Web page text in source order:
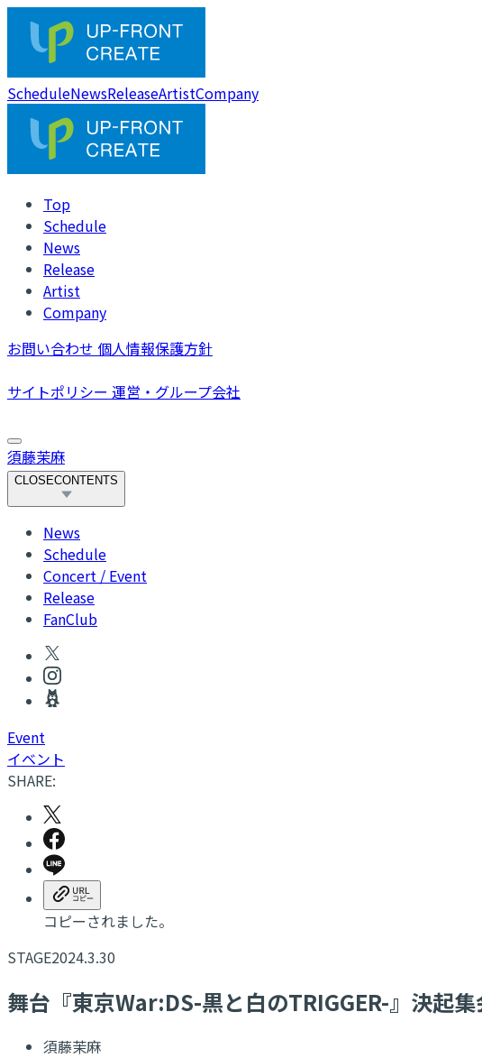
ScheduleNewsReleaseArtistCompany
Top
Schedule
News
Release
Artist
Company
お問い合わせ 個人情報保護方針
サイトポリシー 運営・グループ会社
須藤茉麻
CLOSECONTENTS
News
Schedule
Concert / Event
Release
FanClub
Event
イベント
SHARE:
コピーされました。
STAGE2024.3.30
舞台『東京War:DS-黒と白のTRIGGER-』決起
須藤茉麻